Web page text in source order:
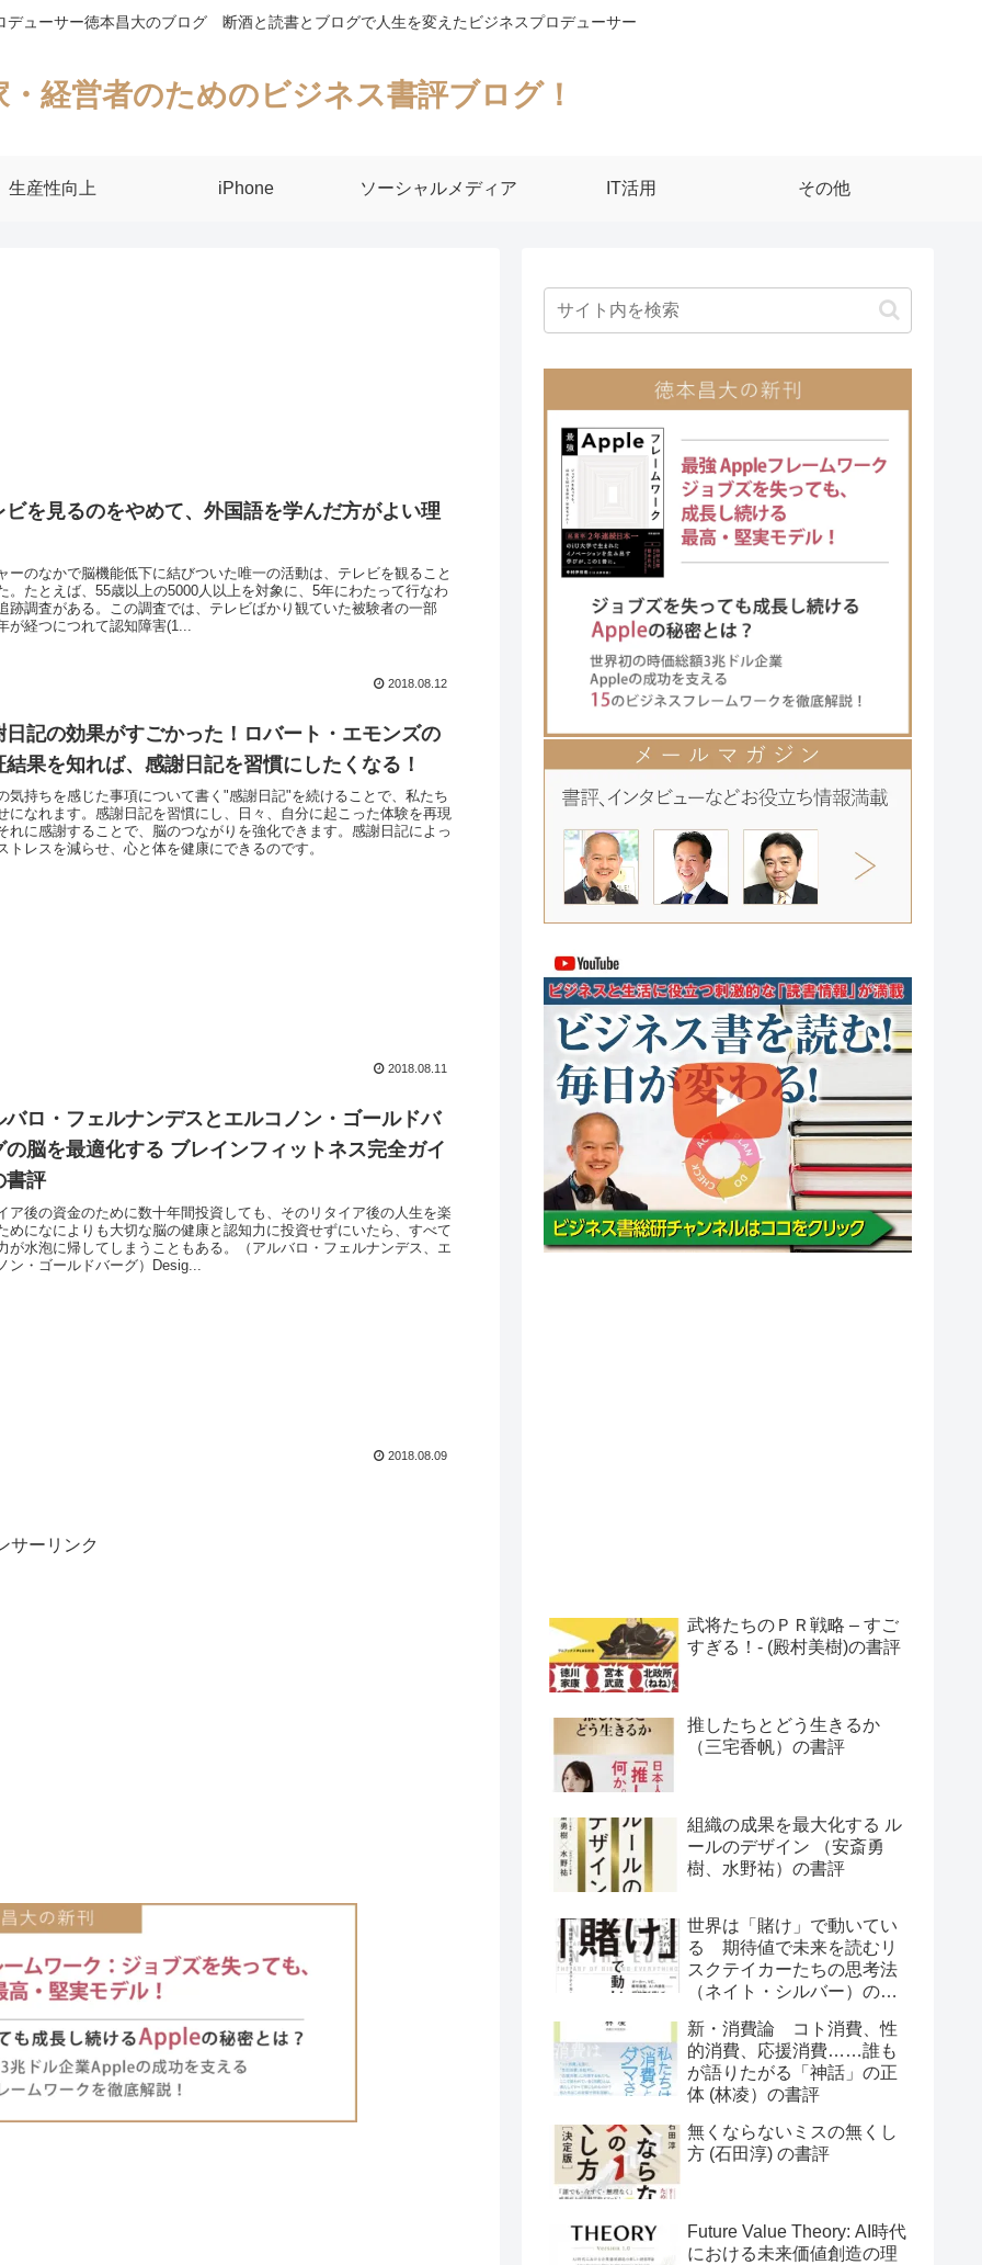
デューサー徳本昌大のブログ 断酒と読書とブログで人生を変えたビジネスプロデューサー
・経営者のためのビジネス書評ブログ！
生産性向上 iPhone ソーシャルメディア IT活用 その他
ビを見るのをやめて、外国語を学んだ方がよい理
ーのなかで脳機能低下に結びついた唯一の活動は、テレビを観ること
。たとえば、55歳以上の5000人以上を対象に、5年にわたって行なわ
跡調査がある。この調査では、テレビばかり観ていた被験者の一部
が経つにつれて認知障害(1...
2018.08.12
日記の効果がすごかった！ロバート・エモンズの
結果を知れば、感謝日記を習慣にしたくなる！
気持ちを感じた事項について書く"感謝日記"を続けることで、私たち
になれます。感謝日記を習慣にし、日々、自分に起こった体験を再現
れに感謝することで、脳のつながりを強化できます。感謝日記によっ
トレスを減らせ、心と体を健康にできるのです。
2018.08.11
バロ・フェルナンデスとエルコノン・ゴールドバ
の脳を最適化する ブレインフィットネス完全ガイ
書評
ア後の資金のために数十年間投資しても、そのリタイア後の人生を楽
めになによりも大切な脳の健康と認知力に投資せずにいたら、すべて
が水泡に帰してしまうこともある。（アルバロ・フェルナンデス、エ
ン・ゴールドバーグ）Desig...
2018.08.09
サーリンク
武将たちのＰＲ戦略 – すご
すぎる！- (殿村美樹)の書評
推したちとどう生きるか
（三宅香帆）の書評
組織の成果を最大化する ル
ールのデザイン （安斎勇
樹、水野祐）の書評
世界は「賭け」で動いてい
る 期待値で未来を読むリ
スクテイカーたちの思考法
（ネイト・シルバー）の書
新・消費論 コト消費、性
的消費、応援消費……誰も
が語りたがる「神話」の正
体 (林凌）の書評
無くならないミスの無くし
方 (石田淳) の書評
Future Value Theory: AI時代
における未来価値創造の理